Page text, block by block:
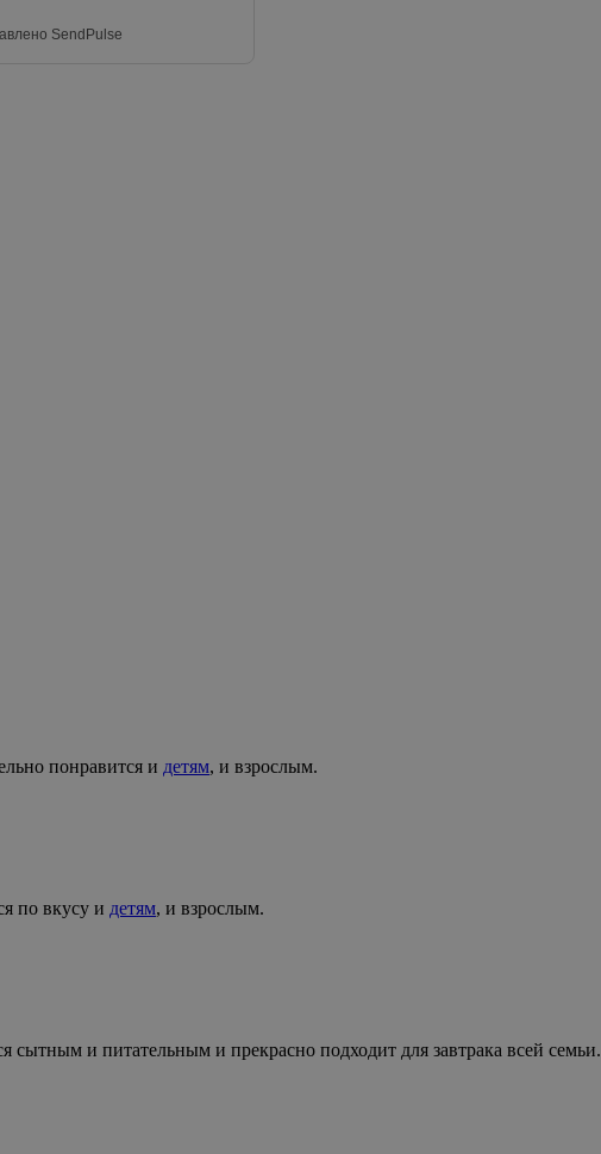
SendPulse
понравится и детям, и взрослым.
по вкусу и детям, и взрослым.
сытным и питательным и прекрасно подходит для завтрака всей семьи.